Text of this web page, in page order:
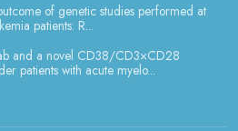
of genetic studies performed at
patients: R...
and a novel CD38/CD3×CD28
patients with acute myelo...